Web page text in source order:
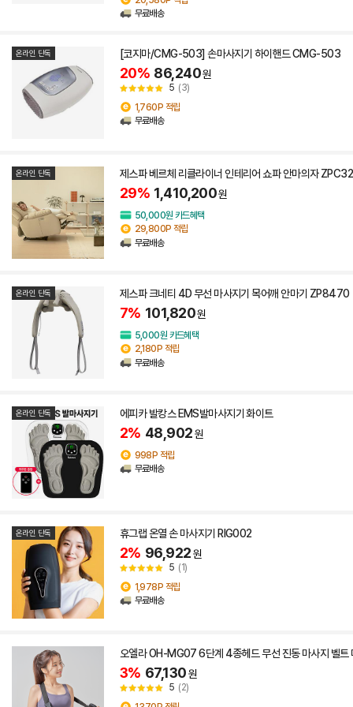
무료배송
온라인 단독 [코지마/CMG-503] 손마사지기 하이핸드 CMG-503
20% 86,240원
5 (3)
1,760P 적립
무료배송
온라인 단독 제스파 베르체 리클라이너 인테리어 쇼파 안마의자
29% 1,410,200원
50,000원 카드혜택
29,800P 적립
무료배송
온라인 단독 제스파 크네티 4D 무선 마사지기 목어깨 안마기 ZP8470
7% 101,820원
5,000원 카드혜택
2,180P 적립
무료배송
온라인 단독 에피카 발캉스 EMS발마사지기 화이트
2% 48,902원
998P 적립
무료배송
온라인 단독 휴그랩 온열 손 마사지기 RIG002
2% 96,922원
5 (1)
1,978P 적립
무료배송
오엘라 OH-MG07 6단계 4종헤드 무선 진동 마사지 벨트
3% 67,130원
5 (2)